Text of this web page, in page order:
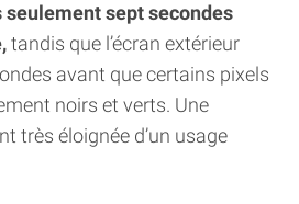
sept secondes
tandis que l’écran extérieur
avant que certains pixels
noirs et verts. Une
très éloignée d’un usage